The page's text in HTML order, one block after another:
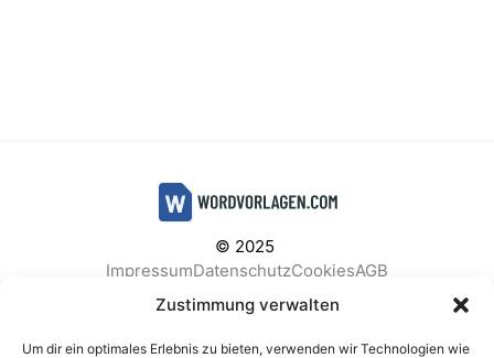
Zustimmung verwalten
Um dir ein optimales Erlebnis zu bieten, verwenden wir Technologien wie
© 2025
ImpressumDatenschutzCookiesAGB
Facebook
Instagram